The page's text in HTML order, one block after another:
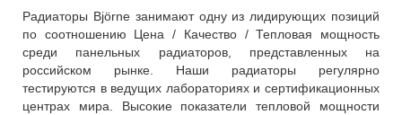
Радиаторы Björne занимают одну из лидирующих позиций
по соотношению Цена / Качество / Тепловая мощность
среди панельных радиаторов, представленных на
российском рынке. Наши радиаторы регулярно
тестируются в ведущих лабораториях и сертификационных
центрах мира. Высокие показатели тепловой мощности